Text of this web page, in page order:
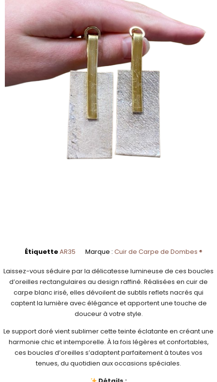
ÉtiquetteAR35 Marque : Cuir de Carpe de Dombes ®
Laissez-vous séduire par la délicatesse lumineuse de ces boucles
d’oreilles rectangulaires au design raffiné. Réalisées en cuir de
carpe blanc irisé, elles dévoilent de subtils reflets nacrés qui
captent la lumière avec élégance et apportent une touche de
douceur à votre style.
Le support doré vient sublimer cette teinte éclatante en créant une
harmonie chic et intemporelle. À la fois légères et confortables,
ces boucles d’oreilles s’adaptent parfaitement à toutes vos
tenues, du quotidien aux occasions spéciales.